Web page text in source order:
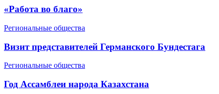
«Работа во благо»
Региональные общества
Визит представителей Германского Бундестага
Региональные общества
Год Ассамблеи народа Казахстана